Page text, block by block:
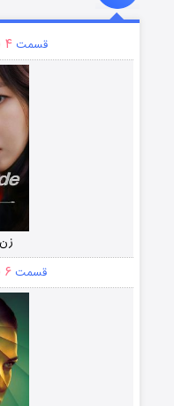
قسمت۴ (زیرنویس)
قسمت ۶ (زیرنویس)